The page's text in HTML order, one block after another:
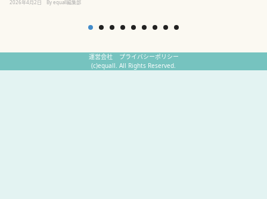
2026年4月2日 By equall編集部
運営会社
プライバシーポリシー
(c)equall. All Rights Reserved.